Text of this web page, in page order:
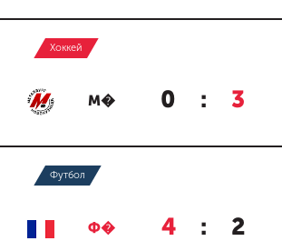
Хоккей
М� 0 : 3
Футбол
Ф� 4 : 2